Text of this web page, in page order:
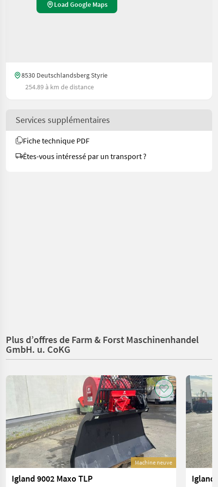
Load Google Maps
8530 Deutschlandsberg Styrie
254.89 à km de distance
Services supplémentaires
Fiche technique PDF
Êtes-vous intéressé par un transport ?
Plus d’offres de Farm & Forst Maschinenhandel
GmbH. u. CoKG
Machine neuve
Igland 9002 Maxo TLP
Igland